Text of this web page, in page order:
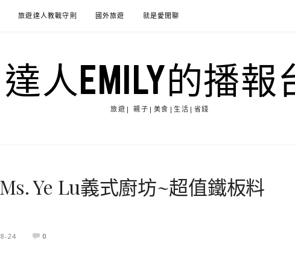
旅遊達人教戰守則 國外旅遊 就是愛閒聊
達人EMILY的播報
旅遊| 親子|美食|生活|省錢
Ye Lu義式廚坊~超值鐵板料
24 0